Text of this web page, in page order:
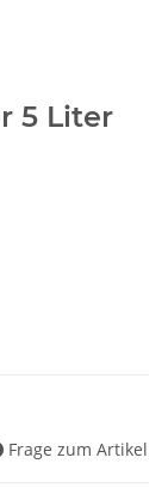
5 Liter
Frage zum Artikel